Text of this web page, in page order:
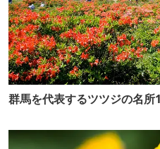
群馬を代表するツツジの名所